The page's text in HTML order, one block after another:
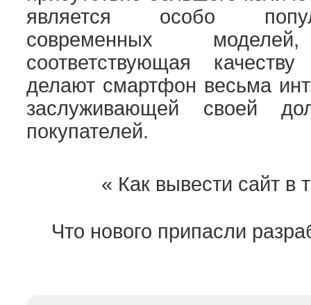
является особо
современных
соответствующая
делают смартфон весьма
заслуживающей своей
покупателей.
« Как вывести сайт в
Что нового припасли